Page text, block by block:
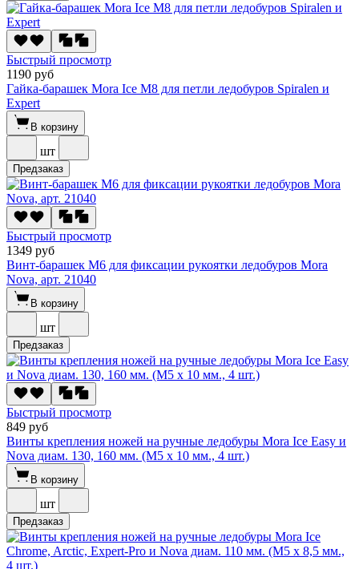
Быстрый просмотр
1190 руб
Гайка-барашек Mora Ice М8 для петли ледобуров Spiralen и
Expert
В корзину
шт
Предзаказ
Быстрый просмотр
1349 руб
Винт-барашек М6 для фиксации рукоятки ледобуров Mora
Nova, арт. 21040
В корзину
шт
Предзаказ
Быстрый просмотр
849 руб
Винты крепления ножей на ручные ледобуры Mora Ice Easy и
Nova диам. 130, 160 мм. (M5 x 10 мм., 4 шт.)
В корзину
шт
Предзаказ